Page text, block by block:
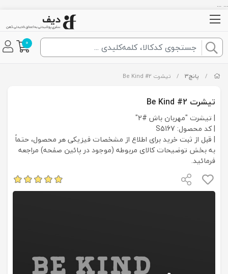
... ...
0
/ پانچ3 / تیشرت Be Kind #2
تیشرت Be Kind #2
| تیشرت "مهربان باش #2"
| کد محصول: S5167
| قبل از ثبت خرید برای اطلاع از مشخصات فیزیکی هر محصول، حتماً
به بخش توضیحات کالای مربوطه (موجود در پائین صفحه) مراجعه
فرمائید.